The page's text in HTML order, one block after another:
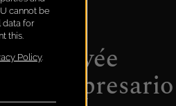
Cuvée
Impresario